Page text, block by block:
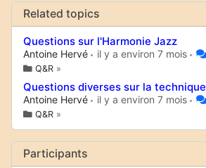
Related topics
Questions sur l'Harmonie Jazz
Antoine Hervé il y a environ 7 mois
Q&R »
Questions diverses sur la
Antoine Hervé il y a environ 7 mois
Q&R »
Participants